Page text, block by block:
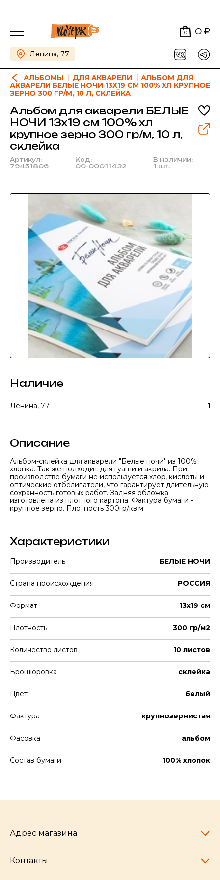
0 0 ₽
Ленина, 77
АЛЬБОМЫ ДЛЯ АКВАРЕЛИ
АЛЬБОМ ДЛЯ
АКВАРЕЛИ БЕЛЫЕ НОЧИ 13Х19 СМ 100% ХЛ КРУПНОЕ
ЗЕРНО 300 ГР/М, 10 Л, СКЛЕЙКА
Альбом для акварели БЕЛЫЕ
НОЧИ 13х19 см 100% хл
крупное зерно 300 гр/м, 10 л,
склейка
Артикул:
79451806
Код:
00-00011432
В наличии:
1 шт.
Наличие
Ленина, 77 1
Описание
Альбом-склейка для акварели "Белые ночи" из 100%
хлопка. Так же подходит для гуаши и акрила. При
производстве бумаги не используется хлор, кислоты и
оптические отбеливатели, что гарантирует длительную
сохранность готовых работ. Задняя обложка
изготовлена из плотного картона. Фактура бумаги -
крупное зерно. Плотность 300гр/кв.м.
Характеристики
Производитель БЕЛЫЕ НОЧИ
Страна происхождения РОССИЯ
Формат 13х19 см
Плотность 300 гр/м2
Количество листов 10 листов
Брошюровка склейка
Цвет белый
Фактура крупнозернистая
Фасовка альбом
Состав бумаги 100% хлопок
Адрес магазина
Челябинск,
Контакты